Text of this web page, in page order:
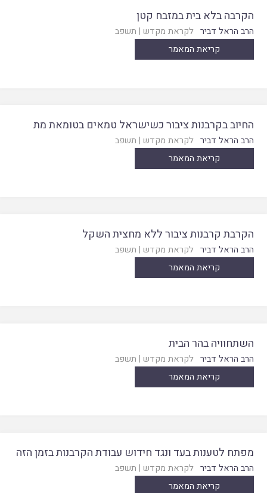
הקרבה בלא בית במזבח קטן
הרב הראל דביר לקראת מקדש | תשפב
קריאת המאמר
החיוב בקרבנות ציבור כשישראל טמאים בטומאת מת
הרב הראל דביר לקראת מקדש | תשפב
קריאת המאמר
הקרבת קרבנות ציבור ללא מחצית השקל
הרב הראל דביר לקראת מקדש | תשפב
קריאת המאמר
השתחוויה בהר הבית
הרב הראל דביר לקראת מקדש | תשפב
קריאת המאמר
מפתח לטענות בעד ונגד חידוש עבודת הקרבנות בזמן הזה
הרב הראל דביר לקראת מקדש | תשפב
קריאת המאמר